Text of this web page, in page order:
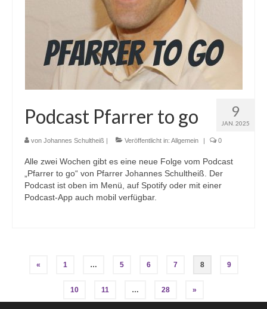
9
JAN. 2025
Podcast Pfarrer to go
von Johannes Schultheiß | Veröffentlicht in: Allgemein | 0
Alle zwei Wochen gibt es eine neue Folge vom Podcast
„Pfarrer to go“ von Pfarrer Johannes Schultheiß. Der
Podcast ist oben im Menü, auf Spotify oder mit einer
Podcast-App auch mobil verfügbar.
Seitennummerierung
« 1 … 5 6 7 8 9
10 11 … 28 »